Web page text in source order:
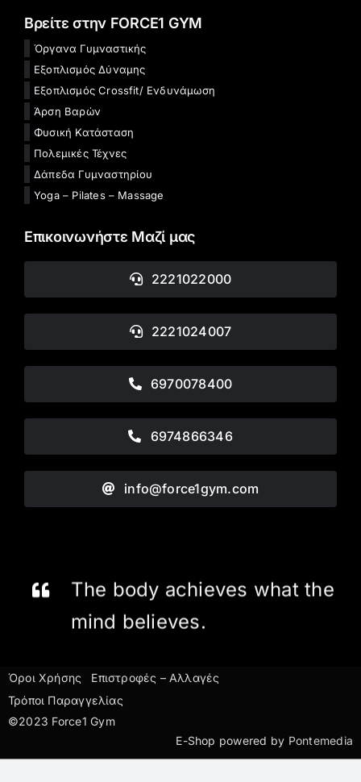
Βρείτε στην FORCE1 GYM
Όργανα Γυμναστικής
Εξοπλισμός Δύναμης
Εξοπλισμός Crossfit/ Ενδυνάμωση
Άρση Βαρών
Φυσική Κατάσταση
Πολεμικές Τέχνες
Δάπεδα Γυμναστηρίου
Yoga – Pilates – Massage
Επικοινωνήστε Μαζί μας
2221022000
2221024007
6970078400
6974866346
info@force1gym.com
The body achieves what the
mind believes.
Όροι Χρήσης
Επιστροφές – Αλλαγές
Τρόποι Παραγγελίας
©2023 Force1 Gym
E-Shop powered by Pontemedia